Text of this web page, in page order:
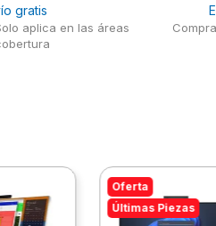
gratis
aplica en las áreas
Oferta
Últimas Piezas